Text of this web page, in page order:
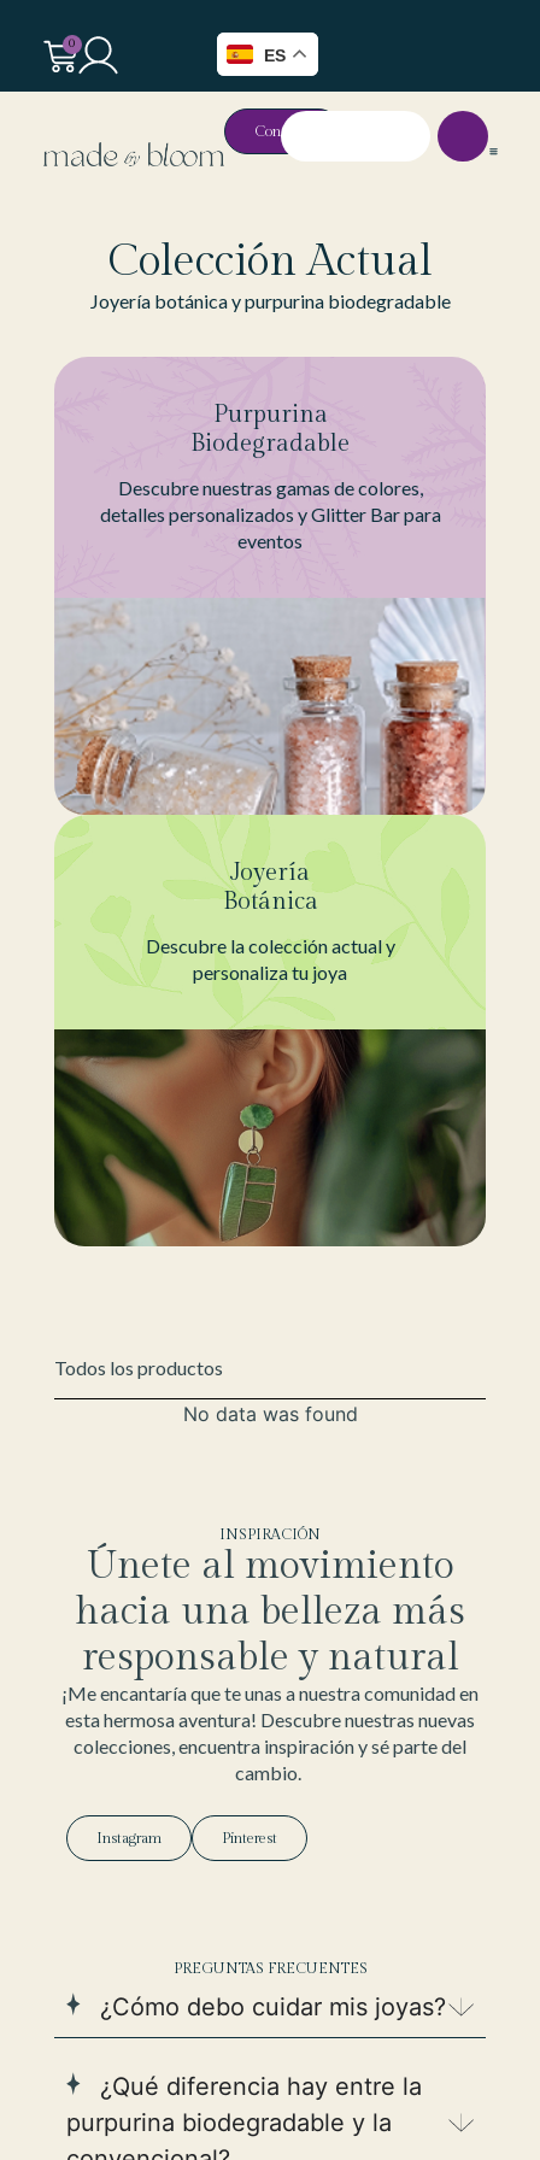
ES
0
Contacto
Colección Actual​
Joyería botánica y purpurina biodegradable
Purpurina
Biodegradable
Descubre nuestras gamas de colores,
detalles personalizados y Glitter Bar para
eventos
Joyería
Botánica
Descubre la colección actual y
personaliza tu joya
Todos los productos
No data was found
INSPIRACIÓN
Únete al movimiento
hacia una belleza más
responsable y natural
¡Me encantaría que te unas a nuestra comunidad en
esta hermosa aventura! Descubre nuestras nuevas
colecciones, encuentra inspiración y sé parte del
cambio.
Instagram Pinterest
PREGUNTAS FRECUENTES
¿Cómo debo cuidar mis joyas?
¿Qué diferencia hay entre la
purpurina biodegradable y la